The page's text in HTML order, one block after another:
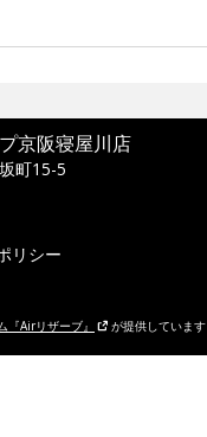
京阪寝屋川店
町15-5
リシー
『Airリザーブ』 が提供しています